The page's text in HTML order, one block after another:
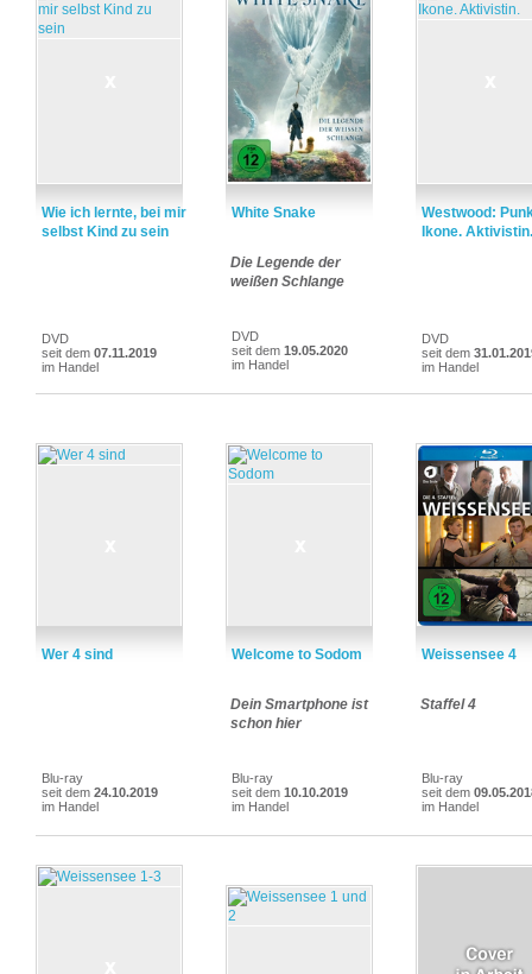
Wie ich lernte, bei mir
selbst Kind zu sein
DVD
seit dem 07.11.2019
im Handel
White Snake
Die Legende der
weißen Schlange
DVD
seit dem 19.05.2020
im Handel
Westwood:
Ikone. Aktivistin.
DVD
seit dem
im Handel
Wer 4 sind
Blu-ray
seit dem 24.10.2019
im Handel
Welcome to Sodom
Dein Smartphone ist
schon hier
Blu-ray
seit dem 10.10.2019
im Handel
Weissensee 4
Staffel 4
Blu-ray
seit dem
im Handel